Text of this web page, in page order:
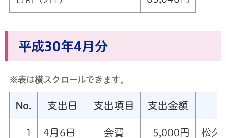
平成30年4月分
※表は横スクロールできます。
No. 支出日 支出項目 支出金額
1 4月6日 会費 5,000円 松久